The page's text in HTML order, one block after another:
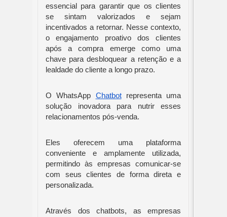
essencial para garantir que os clientes
se sintam valorizados e sejam
incentivados a retornar. Nesse contexto,
o engajamento proativo dos clientes
após a compra emerge como uma
chave para desbloquear a retenção e a
lealdade do cliente a longo prazo.
O WhatsApp Chatbotrepresenta uma
solução inovadora para nutrir esses
relacionamentos pós-venda.
Eles oferecem uma plataforma
conveniente e amplamente utilizada,
permitindo às empresas comunicar-se
com seus clientes de forma direta e
personalizada.
Através dos chatbots, as empresas